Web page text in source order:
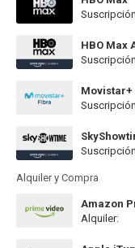
Disponible
HBO Max
Movistar+
Disponible
Alquiler y Compra
Amazon
Alquiler: